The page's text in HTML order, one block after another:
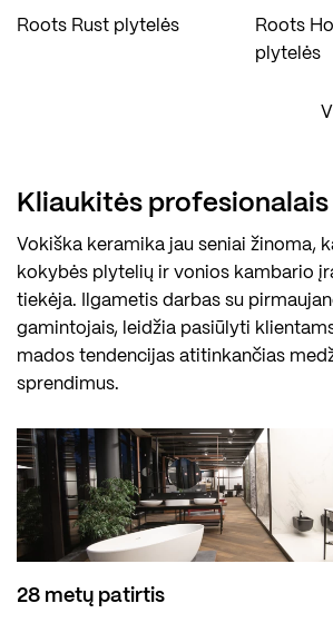
Roots Rust plytelės
Roots
plytelės
Kliaukitės profesionalais
Vokiška keramika jau seniai žinoma,
kokybės plytelių ir vonios kambario
tiekėja. Ilgametis darbas su
gamintojais, leidžia pasiūlyti
mados tendencijas atitinkančias
sprendimus.
28 metų patirtis